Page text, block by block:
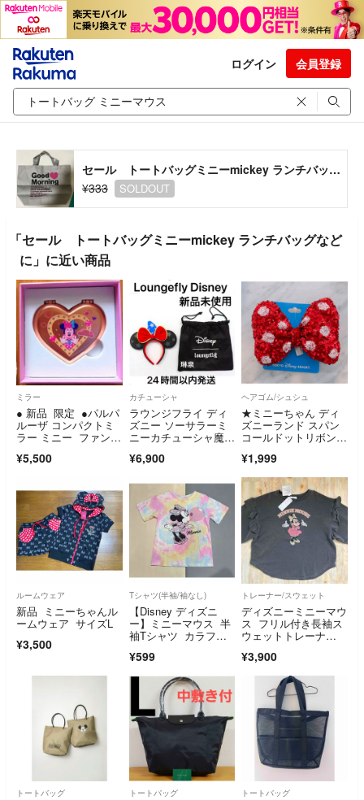
ログイン 会員登録
セール トートバッグミニーmickey ランチバッグなどに
¥333
SOLDOUT
「セール トートバッグミニーmickey ランチバッグなど
に」に近い商品
ミラー
● 新品 限定 ●パルパ
ルーザ コンパクトミ
ラー ミニー ファンダ
ー ディズニーラン
¥5,500
カチューシャ
ラウンジフライ ディ
ズニー ソーサラーミ
ニーカチューシャ魔法
¥6,900
ヘアゴム/シュシュ
★ミニーちゃん ディ
ズニーランド スパン
コールドットリボンヘ
¥1,999
ルームウェア
新品 ミニーちゃんル
ームウェア サイズL
¥3,500
Tシャツ(半袖/袖なし)
【Disney ディズニ
ー】ミニーマウス 半
袖Tシャツ カラフ
¥599
トレーナー/スウェット
ディズニーミニーマウ
ス フリル付き長袖ス
ウェットトレーナ
¥3,900
トートバッグ トートバッグ トートバッグ